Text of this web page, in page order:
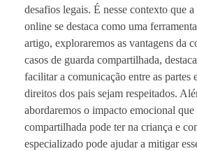
desafios legais. É nesse contexto que
online se destaca como uma
artigo, exploraremos as vantagens da
casos de guarda compartilhada,
facilitar a comunicação entre as partes
direitos dos pais sejam respeitados.
abordaremos o impacto emocional que
compartilhada pode ter na criança e
especializado pode ajudar a mitigar